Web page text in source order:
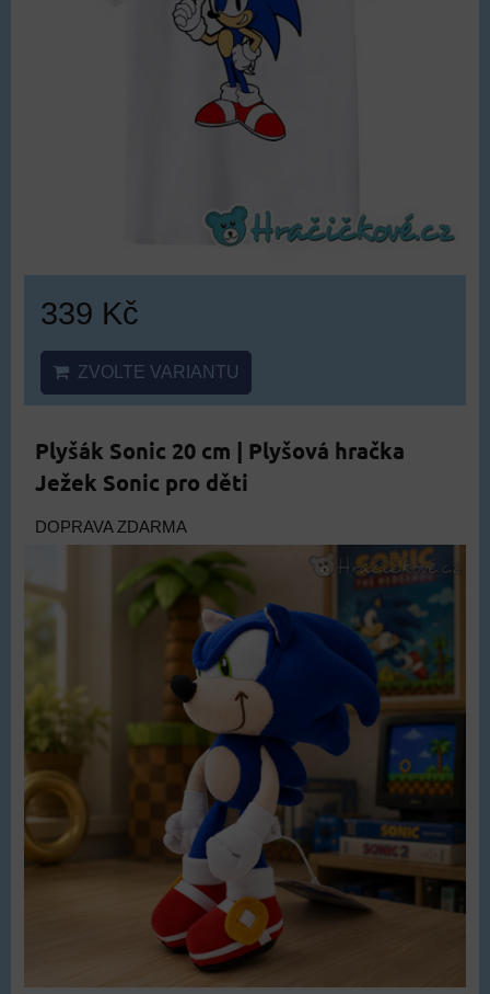
339 Kč
ZVOLTE VARIANTU
Plyšák Sonic 20 cm | Plyšová hračka
Ježek Sonic pro děti
DOPRAVA ZDARMA